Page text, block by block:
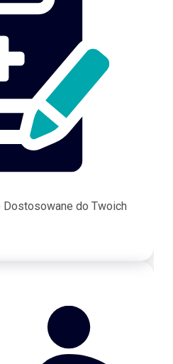
do Twoich